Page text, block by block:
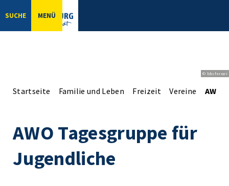
SUCHE MENÜ
© bbsferrari
Startseite Familie und Leben Freizeit Vereine AWO
AWO Tagesgruppe für
Jugendliche